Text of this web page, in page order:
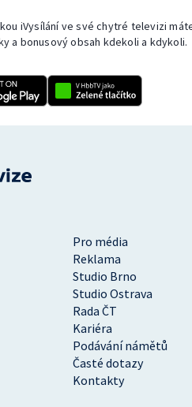
iVysílání ve své chytré televizi
a bonusový obsah kdekoli a kdykoli.
Pro média
Reklama
Studio Brno
Studio Ostrava
Rada ČT
Kariéra
Podávání námětů
Časté dotazy
Kontakty